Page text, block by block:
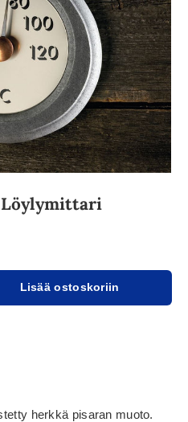
Löylymittari
missing:
Lisää ostoskoriin
herkkä pisaran muoto.